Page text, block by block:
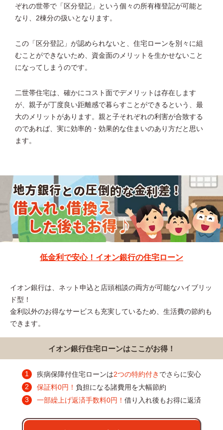
ぞれの世帯で「区分登記」という個々の所有権登記が可能と
なり、2棟分の扱いとなります。
この「区分登記」が認められないと、住宅ローンを別々に組
むことができないため、資金面のメリットを生かせないこと
になってしまうのです。
二世帯住宅は、確かにコスト面でデメリットは存在します
が、親子が丁度良い距離感で暮らすことができるという、最
大のメリットがあります。親と子それぞれの利害が合致する
のであれば、実に効率的・効果的な住まいのあり方だと思い
ます。
低金利で安心！イオン銀行の住宅ローン
イオン銀行は、ネット申込と店頭相談の両方が可能なハイブリッ
ド型！
金利以外のお得なサービスも充実しているため、生活費の節約も
できます。
イオン銀行住宅ローンはここがお得！
疾病保障付住宅ローンは2つの特約付き でさらに安心
保証料0円！ 負担になる諸費用を大幅節約
一部繰上げ返済手数料0円！ 借り入れ後もお得に返済